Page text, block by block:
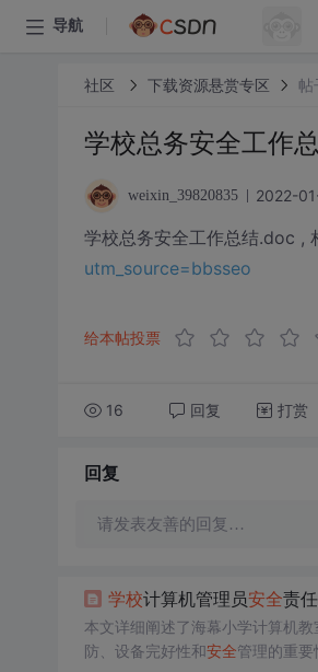
导航
社区 下载资源悬赏专区 帖
学校总务安全工作
weixin_39820835 2022-
学校总务安全工作总结.doc ,
utm_source=bbsseo
给本帖投票
16 回复 打赏
回复
请发表友善的回复…
学校计算机管理员安全责
本文详细阐述了海幕小学计算机教
防、设备完好性和安全管理的重要